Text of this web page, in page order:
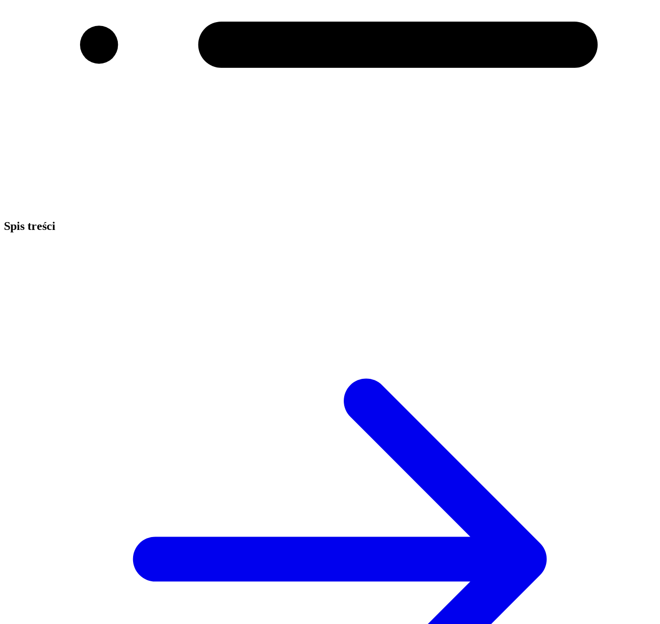
Spis treści